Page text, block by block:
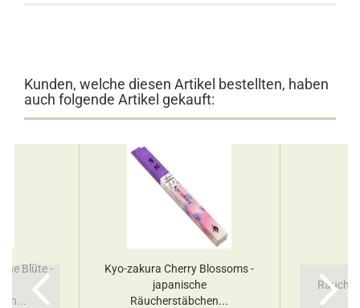
Kunden, welche diesen Artikel bestellten, haben
auch folgende Artikel gekauft:
Blüte -
Kyo-zakura Cherry Blossoms -
japanische
Räucherstäbchen...